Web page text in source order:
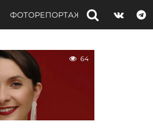
ФОТОРЕПОРТАЖИ ИНТЕРВЬЮ
64